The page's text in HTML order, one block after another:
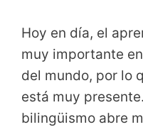
Hoy en día, el
muy importante
del mundo, por lo
está muy
bilingüismo abre